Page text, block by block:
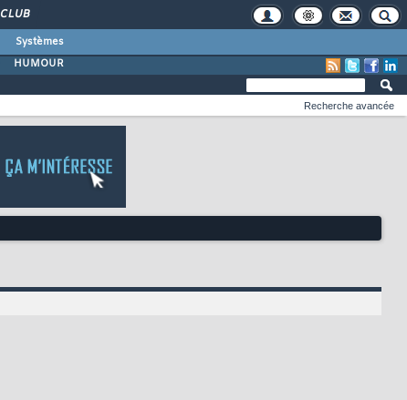
CLUB
Systèmes
HUMOUR
Recherche avancée